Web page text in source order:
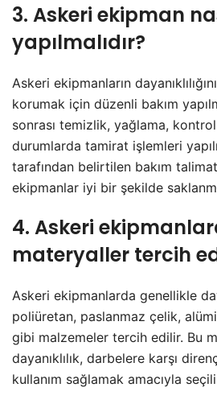
3. Askeri ekipman
yapılmalıdır?
Askeri ekipmanların
korumak için düzenli bakım
sonrası temizlik, yağlama,
durumlarda tamirat işlemleri
tarafından belirtilen bakım
ekipmanlar iyi bir şekilde
4. Askeri
materyaller tercih
Askeri ekipmanlarda genellikle
poliüretan, paslanmaz çelik,
gibi malzemeler tercih edilir. Bu
dayanıklılık, darbelere karşı
kullanım sağlamak amacıyla